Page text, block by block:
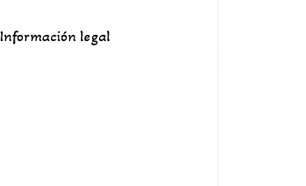
Información legal